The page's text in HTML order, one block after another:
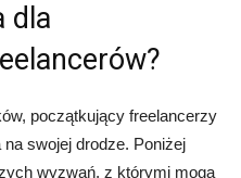
dla
początkujący freelancerzy
swojej drodze. Poniżej
wyzwań, z którymi mogą